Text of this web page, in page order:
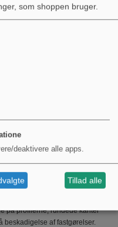
Nej
med E-størrelser, specifikt E8.
biler og maskineri, hvor
gør-det-selv teknikeres
eller korte løsninger er
— dette produkt er ikke
at bevare kromoverfladen; ved
beskytte mod korrosion.
på profilerne; rundede kanter
beskadigelse af fastgørelser.
som shoppen bruger.
deaktivere alle apps.
Tillad alle